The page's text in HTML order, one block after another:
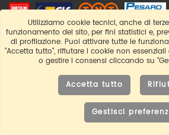
0721 27133
Contatti
info@cucinepro.com
0721 27133
P.IVA 02353550417
Utilizziamo cookie tecnici, anche di
funzionamento del sito, per fini statistici e,
di profilazione. Puoi attivare tutte le
"Accetta tutto", rifiutare i cookie non
o gestire i consensi cliccando su
Accetta tutto
Gestisci